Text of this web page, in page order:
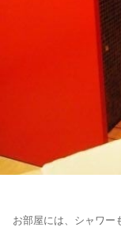
お部屋には、シャワー